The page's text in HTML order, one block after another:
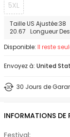
5XL
Taille US
20.67 Longueur
Disponible: Il reste
Envoyez à: United
30 Jours de
INFORMATIONS DE